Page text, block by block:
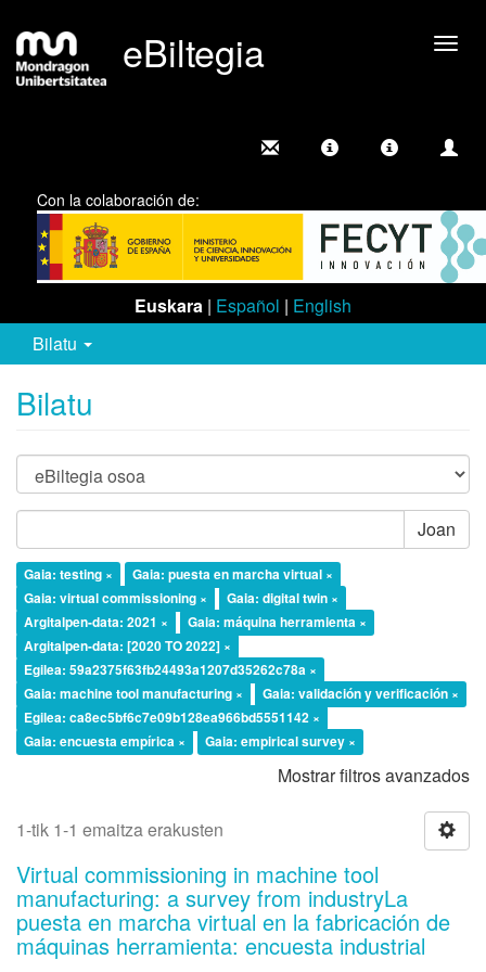
eBiltegia
Con la colaboración de:
Euskara | Español | English
Bilatu
Bilatu
Joan
Gaia: testing ×
Gaia: puesta en marcha virtual ×
Gaia: virtual commissioning ×
Gaia: digital twin ×
Argitalpen-data: 2021 ×
Gaia: máquina herramienta ×
Argitalpen-data: [2020 TO 2022] ×
Egilea: 59a2375f63fb24493a1207d35262c78a ×
Gaia: machine tool manufacturing ×
Gaia: validación y verificación ×
Egilea: ca8ec5bf6c7e09b128ea966bd5551142 ×
Gaia: encuesta empírica ×
Gaia: empirical survey ×
Mostrar filtros avanzados
1-tik 1-1 emaitza erakusten
Virtual commissioning in machine tool
manufacturing: a survey from industryLa
puesta en marcha virtual en la fabricación de
máquinas herramienta: encuesta industrial